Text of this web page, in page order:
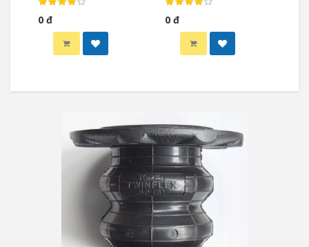
Passes Valve)
0 đ 0 đ